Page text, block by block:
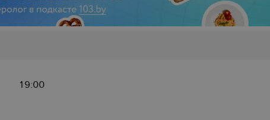
19:00